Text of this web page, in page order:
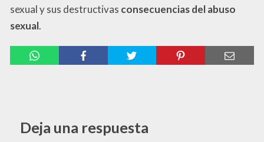
sexual y sus destructivas consecuencias del abuso
sexual.
Deja una respuesta